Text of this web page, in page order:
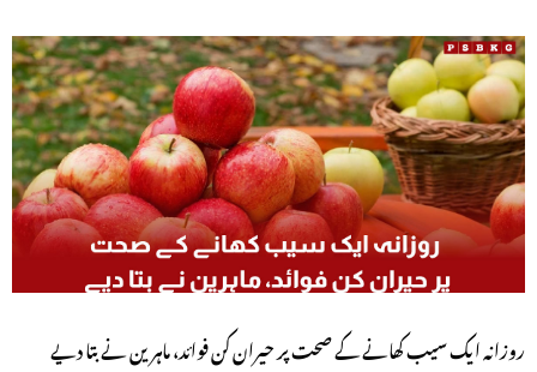
روزانہ ایک سیب کھانے کے صحت پر حیران کن فوائد، ماہرین نے بتا دیے